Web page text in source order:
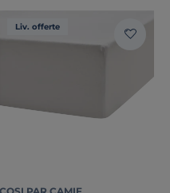
Liv. offerte